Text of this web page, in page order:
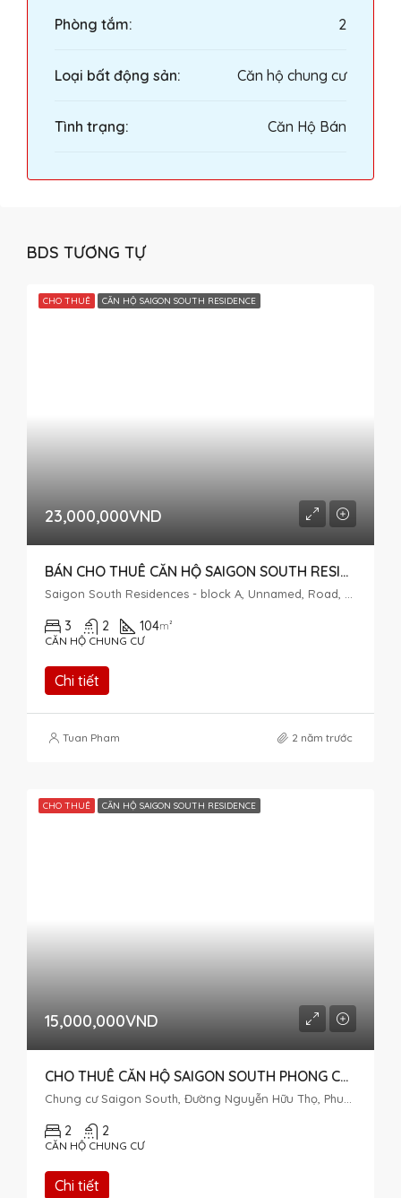
Phòng tắm: 2
Loại bất động sản: Căn hộ chung cư
Tình trạng: Căn Hộ Bán
BDS TƯƠNG TỰ
CHO THUÊ CĂN HỘ SAIGON SOUTH RESIDENCE
23,000,000VND
BÁN CHO THUÊ CĂN HỘ SAIGON SOUTH RESIDENCE 3 PHÒNG NGỦ
3 2 104m²
CĂN HỘ CHUNG CƯ
Chi tiết
Tuan Pham 2 năm trước
CHO THUÊ CĂN HỘ SAIGON SOUTH RESIDENCE
15,000,000VND
CHO THUÊ CĂN HỘ SAIGON SOUTH PHONG CÁCH MORDEN 2 PHÒNG NGỦ
2 2
CĂN HỘ CHUNG CƯ
Chi tiết